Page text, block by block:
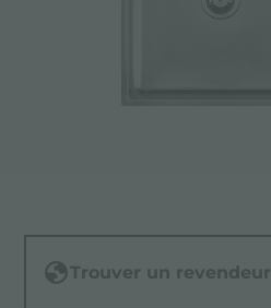
Trouver un revendeur